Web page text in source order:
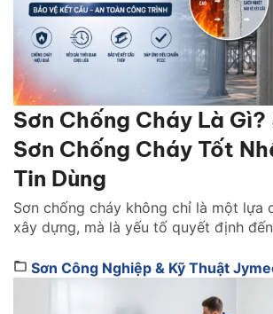
Sơn Chống Cháy Là Gì?
Sơn Chống Cháy Tốt
Tin Dùng
Sơn chống cháy không chỉ là một lựa
xây dựng, mà là yếu tố quyết định
hỏa hoạn. Vậy lựa sơn chống cháy
Sơn Công Nghiệp & Kỹ Thuật